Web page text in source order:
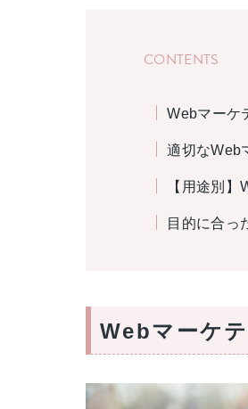
CONTENTS
Webマーケ
適切なWeb
【用途別
目的に合っ
Webマーケ